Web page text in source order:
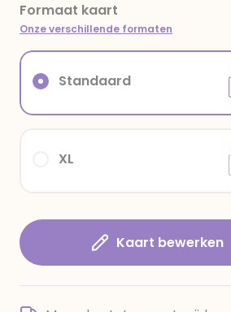
Formaat kaart
Onze verschillende formaten
XL
Standaard
Kaart bewerken